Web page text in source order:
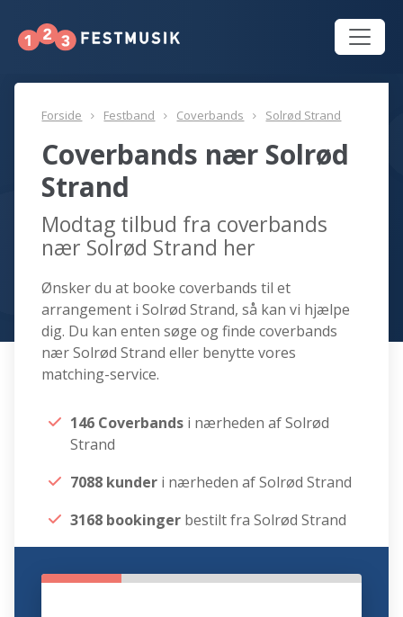
Forside Festband Coverbands Solrød Strand
Coverbands nær Solrød
Strand
Modtag tilbud fra coverbands
nær Solrød Strand her
Ønsker du at booke coverbands til et
arrangement i Solrød Strand, så kan vi hjælpe
dig. Du kan enten søge og finde coverbands
nær Solrød Strand eller benytte vores
matching-service.
146 Coverbands i nærheden af Solrød
Strand
7088 kunder i nærheden af Solrød Strand
3168 bookinger bestilt fra Solrød Strand